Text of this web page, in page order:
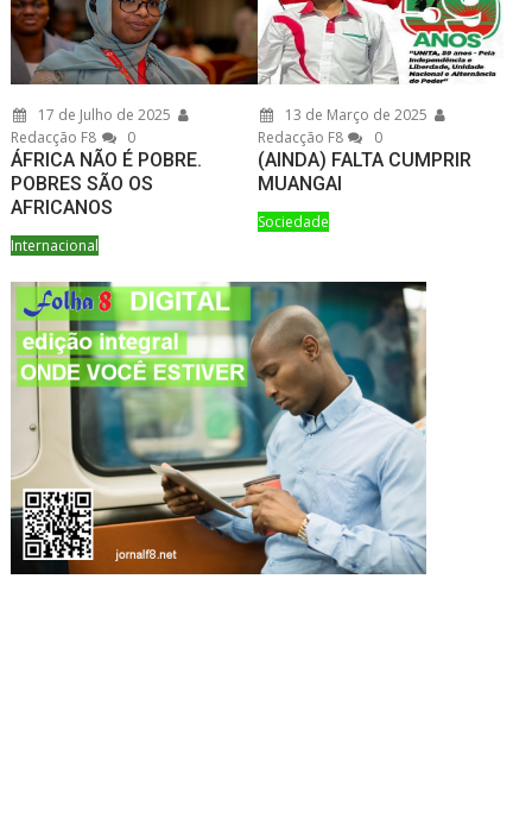
17 de Julho de 2025
Redacção F8
0
ÁFRICA NÃO É POBRE.
POBRES SÃO OS
AFRICANOS
Internacional
13 de Março de 2025
Redacção F8
0
(AINDA) FALTA CUMPRIR
MUANGAI
Sociedade